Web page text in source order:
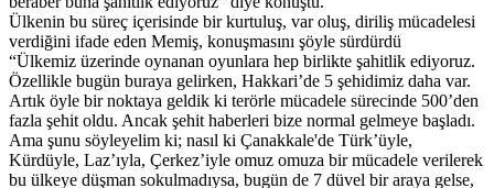
Ülkenin bu süreç içerisinde bir kurtuluş, var oluş, diriliş mücadelesi
verdiğini ifade eden Memiş, konuşmasını şöyle sürdürdü
“Ülkemiz üzerinde oynanan oyunlara hep birlikte şahitlik ediyoruz.
Özellikle bugün buraya gelirken, Hakkari’de 5 şehidimiz daha var.
Artık öyle bir noktaya geldik ki terörle mücadele sürecinde 500’den
fazla şehit oldu. Ancak şehit haberleri bize normal gelmeye başladı.
Ama şunu söyleyelim ki; nasıl ki Çanakkale'de Türk’üyle,
Kürdüyle, Laz’ıyla, Çerkez’iyle omuz omuza bir mücadele verilerek
bu ülkeye düşman sokulmadıysa, bugün de 7 düvel bir araya gelse,